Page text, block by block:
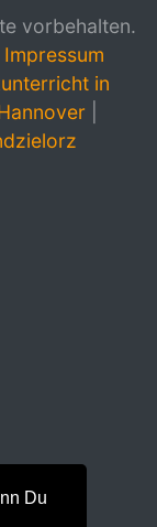
Du
vorbehalten.
Impressum
in